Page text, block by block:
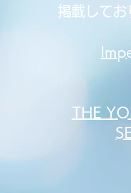
掲載してお
THE